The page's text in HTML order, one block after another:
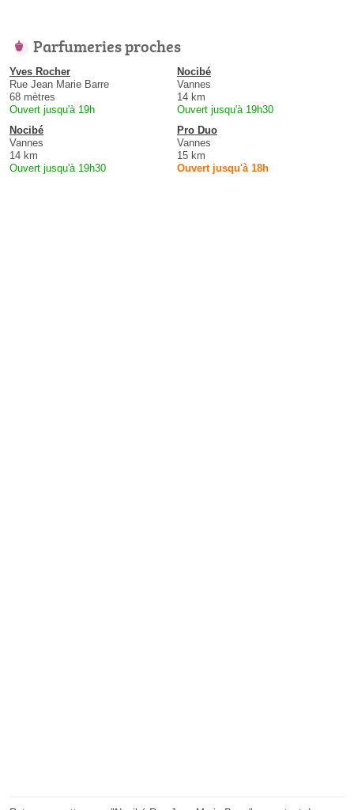
Parfumeries proches
Yves Rocher
Rue Jean Marie Barre
68 mètres
Ouvert jusqu'à 19h
Nocibé
Vannes
14 km
Ouvert jusqu'à 19h30
Nocibé
Vannes
14 km
Ouvert jusqu'à 19h30
Pro Duo
Vannes
15 km
Ouvert jusqu'à 18h